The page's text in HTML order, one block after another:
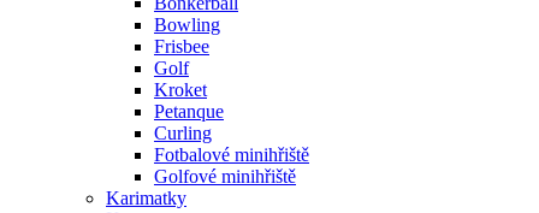
Bowling
Frisbee
Golf
Kroket
Petanque
Curling
Fotbalové minihřiště
Golfové minihřiště
Karimatky